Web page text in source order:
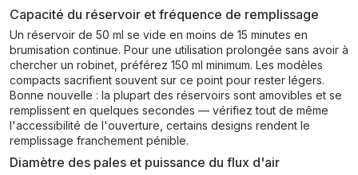
Capacité du réservoir et fréquence de remplissage
Un réservoir de 50 ml se vide en moins de 15 minutes en
brumisation continue. Pour une utilisation prolongée sans avoir à
chercher un robinet, préférez 150 ml minimum. Les modèles
compacts sacrifient souvent sur ce point pour rester légers.
Bonne nouvelle : la plupart des réservoirs sont amovibles et se
remplissent en quelques secondes — vérifiez tout de même
l'accessibilité de l'ouverture, certains designs rendent le
remplissage franchement pénible.
Diamètre des pales et puissance du flux d'air